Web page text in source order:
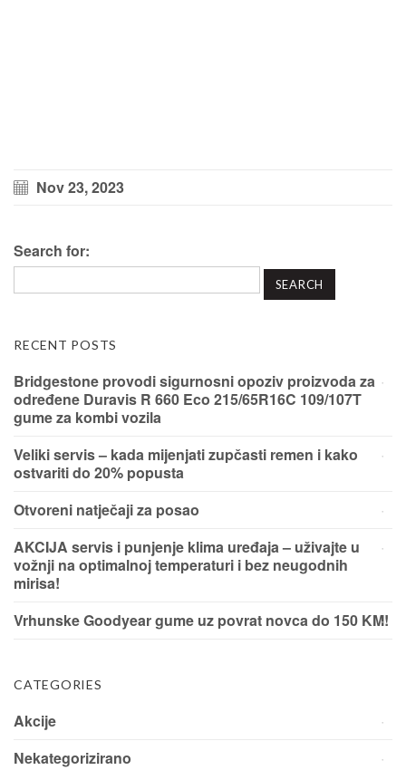
Nov 23, 2023
Search for:
RECENT POSTS
Bridgestone provodi sigurnosni opoziv proizvoda za
određene Duravis R 660 Eco 215/65R16C 109/107T
gume za kombi vozila
Veliki servis – kada mijenjati zupčasti remen i kako
ostvariti do 20% popusta
Otvoreni natječaji za posao
AKCIJA servis i punjenje klima uređaja – uživajte u
vožnji na optimalnoj temperaturi i bez neugodnih
mirisa!
Vrhunske Goodyear gume uz povrat novca do 150 KM!
CATEGORIES
Akcije
Nekategorizirano